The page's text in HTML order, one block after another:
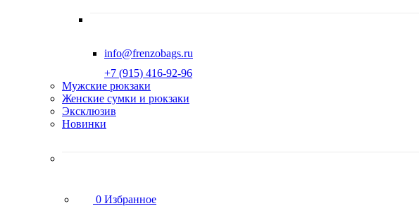
info@frenzobags.ru
‭+7 (915) 416-92-96
Мужские рюкзаки
Женские сумки и рюкзаки
Эксклюзив
Новинки
0 Избранное